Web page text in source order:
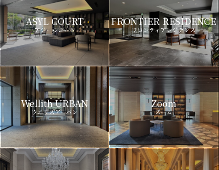
ASYL COURT
アジールコート
FRONTIER RESIDENCE
フロンティアレジデンス
Wellith URBAN
ウエリスアーバン
Zoom
ズーム